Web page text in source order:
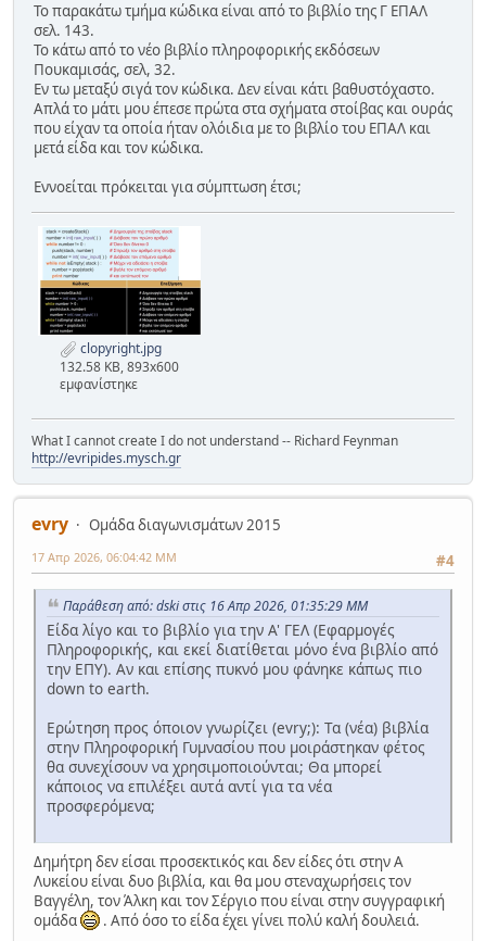
Το παρακάτω τμήμα κώδικα είναι από το βιβλίο της Γ ΕΠΑΛ
σελ. 143.
Το κάτω από το νέο βιβλίο πληροφορικής εκδόσεων
Πουκαμισάς, σελ, 32.
Εν τω μεταξύ σιγά τον κώδικα. Δεν είναι κάτι βαθυστόχαστο.
Απλά το μάτι μου έπεσε πρώτα στα σχήματα στοίβας και ουράς
που είχαν τα οποία ήταν ολόιδια με το βιβλίο του ΕΠΑΛ και
μετά είδα και τον κώδικα.
Εννοείται πρόκειται για σύμπτωση έτσι;
clopyright.jpg
132.58 KB, 893x600
εμφανίστηκε
What I cannot create I do not understand -- Richard Feynman
http://evripides.mysch.gr
evry
Ομάδα διαγωνισμάτων 2015
#4
17 Απρ 2026, 06:04:42 ΜΜ
Παράθεση από: dski στις 16 Απρ 2026, 01:35:29 ΜΜ
Είδα λίγο και το βιβλίο για την Α' ΓΕΛ (Εφαρμογές
Πληροφορικής, και εκεί διατίθεται μόνο ένα βιβλίο από
την ΕΠΥ). Αν και επίσης πυκνό μου φάνηκε κάπως πιο
down to earth.
Ερώτηση προς όποιον γνωρίζει (evry;): Τα (νέα) βιβλία
στην Πληροφορική Γυμνασίου που μοιράστηκαν φέτος
θα συνεχίσουν να χρησιμοποιούνται; Θα μπορεί
κάποιος να επιλέξει αυτά αντί για τα νέα
προσφερόμενα;
Δημήτρη δεν είσαι προσεκτικός και δεν είδες ότι στην Α
Λυκείου είναι δυο βιβλία, και θα μου στεναχωρήσεις τον
Βαγγέλη, τον Άλκη και τον Σέργιο που είναι στην συγγραφική
ομάδα
. Από όσο το είδα έχει γίνει πολύ καλή δουλειά.